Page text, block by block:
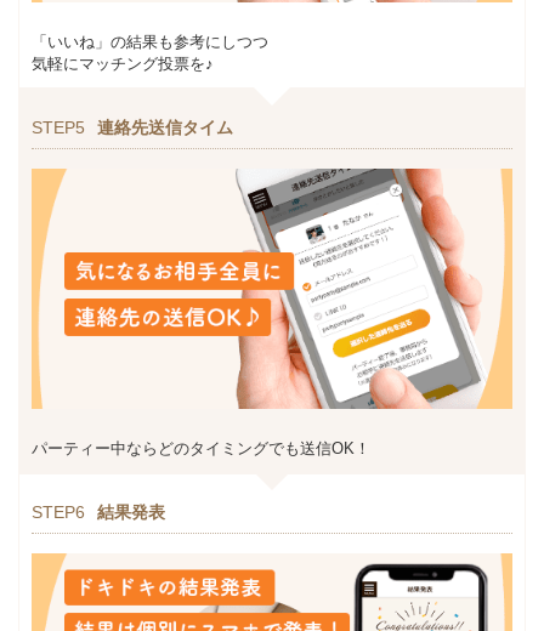
「いいね」の結果も参考にしつつ
気軽にマッチング投票を♪
STEP5 連絡先送信タイム
パーティー中ならどのタイミングでも送信OK！
STEP6 結果発表